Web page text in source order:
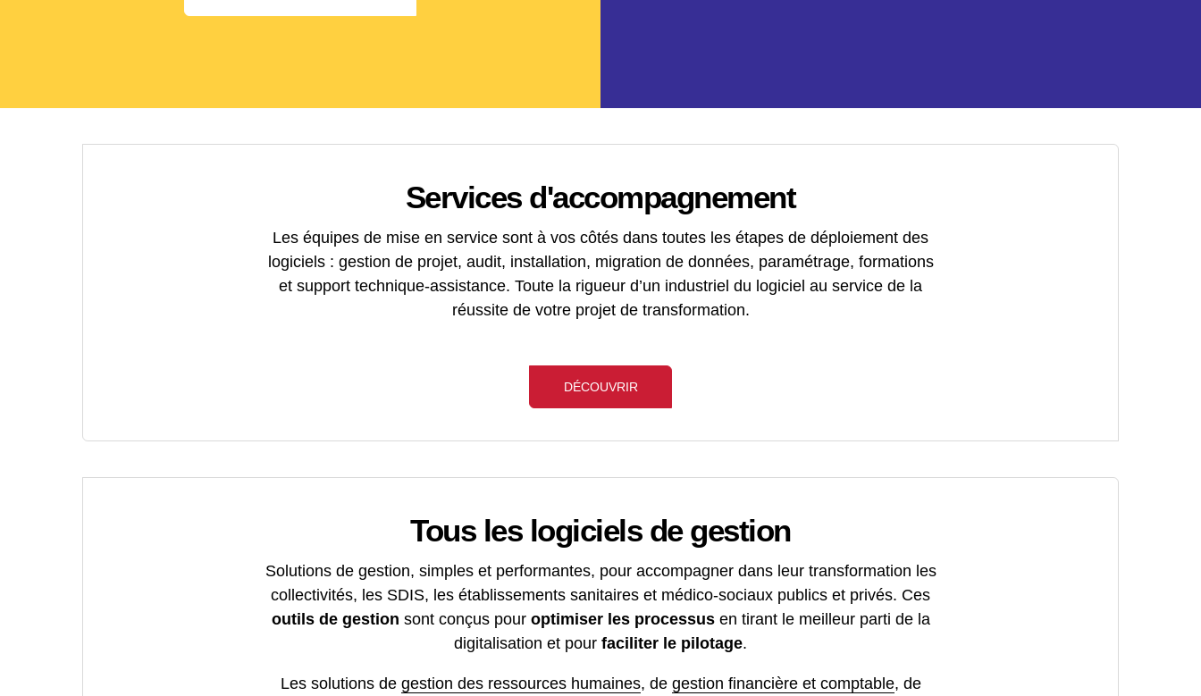
Services d'accompagnement
Les équipes de mise en service sont à vos côtés dans toutes les étapes de déploiement des
logiciels : gestion de projet, audit, installation, migration de données, paramétrage, formations
et support technique-assistance. Toute la rigueur d’un industriel du logiciel au service de la
réussite de votre projet de transformation.
DÉCOUVRIR
Tous les logiciels de gestion
Solutions de gestion, simples et performantes, pour accompagner dans leur transformation les
collectivités, les SDIS, les établissements sanitaires et médico-sociaux publics et privés. Ces
outils de gestion sont conçus pour optimiser les processusen tirant le meilleur parti de la
digitalisation et pour faciliter le pilotage.
Les solutions de gestion des ressources humaines, de gestion financière et comptable, de